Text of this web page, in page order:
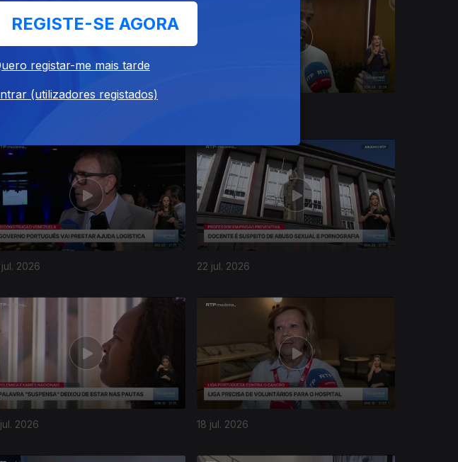
2026 22 jul. 2026
2026 18 jul. 2026
REGISTE-SE AGORA
registar-me mais tarde
(utilizadores registados)